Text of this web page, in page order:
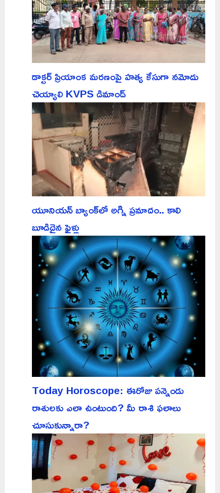
డాక్టర్ ప్రియాంక మరణంపై హత్య కేసుగా నమోదు
చెయ్యాలి KVPS డిమాండ్
యూనియన్ బ్యాంక్‌లో అగ్ని ప్రమాదం.. కాలి
బూడిదైన ఫైళ్లు
Today Horoscope: ఈరోజు పన్నెండు
రాశులకు ఎలా ఉంటుంది? మీ రాశి ఫలాలు
చూసుకున్నారా?